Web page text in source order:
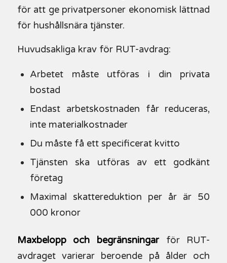
för att ge privatpersoner ekonomisk lättnad
för hushållsnära tjänster.
Huvudsakliga krav för RUT-avdrag:
Arbetet måste utföras i din privata
bostad
Endast arbetskostnaden får reduceras,
inte materialkostnader
Du måste få ett specificerat kvitto
Tjänsten ska utföras av ett godkänt
företag
Maximal skattereduktion per år är 50
000 kronor
Maxbelopp och begränsningarför RUT-
avdraget varierar beroende på ålder och